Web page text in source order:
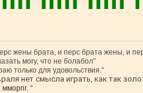
жены брата, и перс брата жены, и
могу, что не болабол"
только для удовольствия."
нет смысла играть, как так
мморпг."